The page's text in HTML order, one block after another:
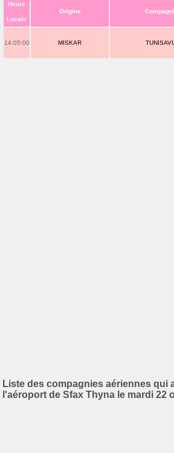
Heure
Locale
Origine
14:05:00 MISKAR
Liste des compagnies aériennes qui
l'aéroport de Sfax Thyna le mardi 22